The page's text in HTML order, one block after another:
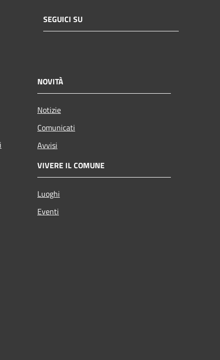
SEGUICI SU
NOVITÀ
Notizie
Comunicati
Avvisi
VIVERE IL COMUNE
Luoghi
Eventi